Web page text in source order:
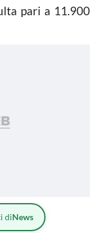
pari a 11.900
diNews